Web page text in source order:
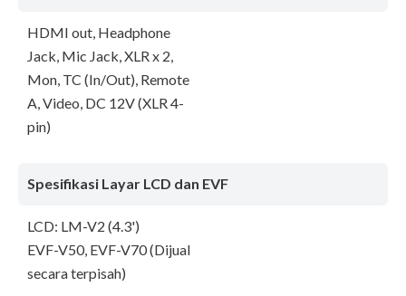
HDMI out, Headphone
Jack, Mic Jack, XLR x 2,
Mon, TC (In/Out), Remote
A, Video, DC 12V (XLR 4-
pin)
Spesifikasi Layar LCD dan EVF
LCD: LM-V2 (4.3')
EVF-V50, EVF-V70 (Dijual
secara terpisah)